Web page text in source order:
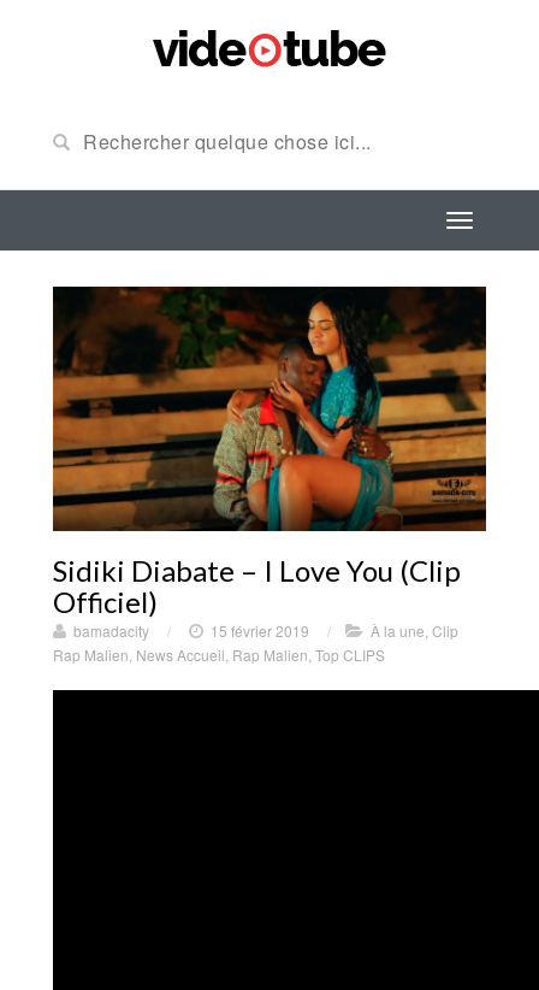
Sidiki Diabate – I Love You (Clip
Officiel)
bamadacity / 15 février 2019 / À la une Clip
Rap Malien News Accueil Rap Malien Top CLIPS